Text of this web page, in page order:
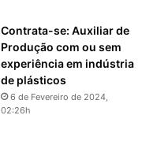
Contrata-se: Auxiliar de
Produção com ou sem
experiência em indústria
de plásticos
6 de Fevereiro de 2024,
02:26h